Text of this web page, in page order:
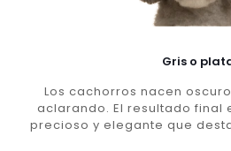
Gris o
Los cachorros nacen
aclarando. El resultado final
precioso y elegante que